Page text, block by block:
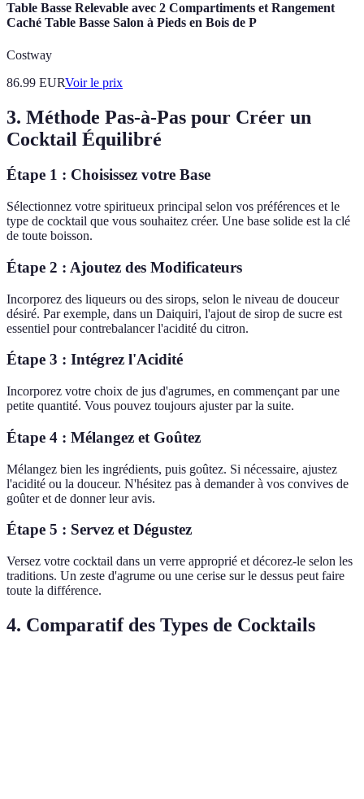
Table Basse Relevable avec 2 Compartiments et Rangement
Caché Table Basse Salon à Pieds en Bois de P
Costway
86.99 EURVoir le prix
3. Méthode Pas-à-Pas pour Créer un
Cocktail Équilibré
Étape 1 : Choisissez votre Base
Sélectionnez votre spiritueux principal selon vos préférences et le
type de cocktail que vous souhaitez créer. Une base solide est la clé
de toute boisson.
Étape 2 : Ajoutez des Modificateurs
Incorporez des liqueurs ou des sirops, selon le niveau de douceur
désiré. Par exemple, dans un Daiquiri, l'ajout de sirop de sucre est
essentiel pour contrebalancer l'acidité du citron.
Étape 3 : Intégrez l'Acidité
Incorporez votre choix de jus d'agrumes, en commençant par une
petite quantité. Vous pouvez toujours ajuster par la suite.
Étape 4 : Mélangez et Goûtez
Mélangez bien les ingrédients, puis goûtez. Si nécessaire, ajustez
l'acidité ou la douceur. N'hésitez pas à demander à vos convives de
goûter et de donner leur avis.
Étape 5 : Servez et Dégustez
Versez votre cocktail dans un verre approprié et décorez-le selon les
traditions. Un zeste d'agrume ou une cerise sur le dessus peut faire
toute la différence.
4. Comparatif des Types de Cocktails